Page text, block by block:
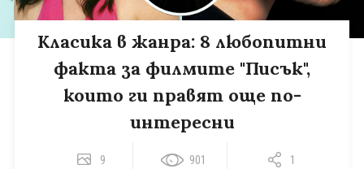
Класика в жанра: 8 любопитни
факта за филмите "Писък",
които ги правят още по-
интересни
9 901 1